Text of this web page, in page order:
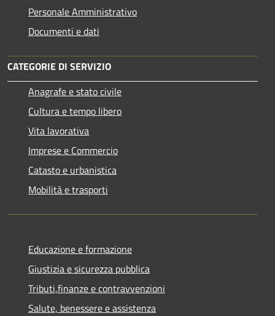
Personale Amministrativo
Documenti e dati
CATEGORIE DI SERVIZIO
Anagrafe e stato civile
Cultura e tempo libero
Vita lavorativa
Imprese e Commercio
Catasto e urbanistica
Mobilità e trasporti
Educazione e formazione
Giustizia e sicurezza pubblica
Tributi,finanze e contravvenzioni
Salute, benessere e assistenza